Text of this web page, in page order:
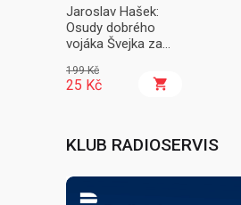
Jaroslav Hašek:
Osudy dobrého
vojáka Švejka za
Na frontě
199 Kč
25 Kč
KLUB RADIOSERVIS